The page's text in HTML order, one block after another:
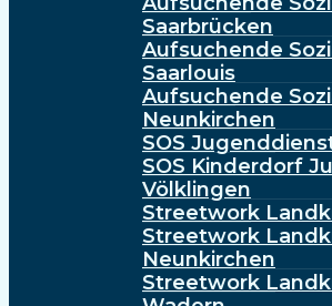
Saarbrücken
Aufsuchende
Saarlouis
Aufsuchende
Neunkirchen
SOS
SOS Kinderdorf
Völklingen
Streetwork
Streetwork
Neunkirchen
Streetwork